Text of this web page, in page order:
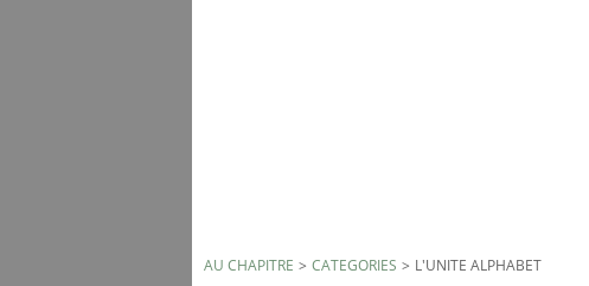
AU CHAPITRE > CATEGORIES > L'UNITE ALPHABET